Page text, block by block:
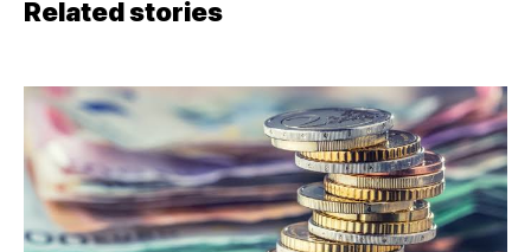
Related stories